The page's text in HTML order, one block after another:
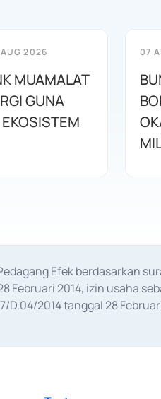
2026
MUAMALAT
GUNA
07
Efek berdasarkan
Februari 2014, izin usaha
D.04/2014 tanggal 28